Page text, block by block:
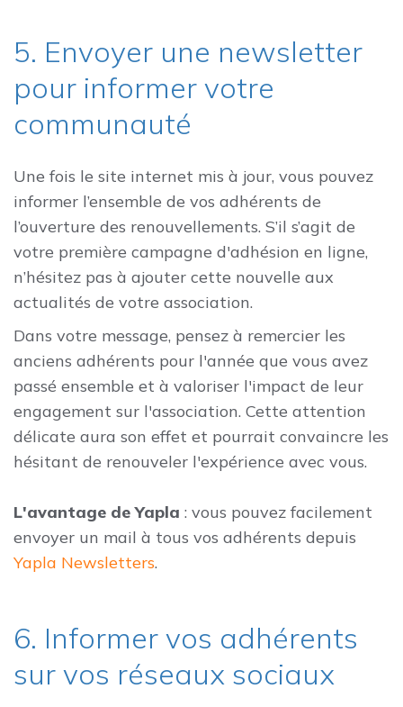
5. Envoyer une newsletter
pour informer votre
communauté
Une fois le site internet mis à jour, vous pouvez
informer l’ensemble de vos adhérents de
l’ouverture des renouvellements. S’il s’agit de
votre première campagne d'adhésion en ligne,
n’hésitez pas à ajouter cette nouvelle aux
actualités de votre association.
Dans votre message, pensez à remercier les
anciens adhérents pour l'année que vous avez
passé ensemble et à valoriser l'impact de leur
engagement sur l'association. Cette attention
délicate aura son effet et pourrait convaincre les
hésitant de renouveler l'expérience avec vous.
L'avantage de Yapla : vous pouvez facilement
envoyer un mail à tous vos adhérents depuis
Yapla Newsletters.
6. Informer vos adhérents
sur vos réseaux sociaux